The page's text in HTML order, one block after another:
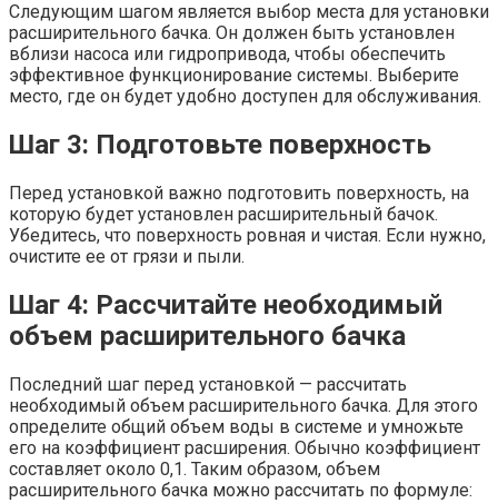
Следующим шагом является выбор места для установки
расширительного бачка. Он должен быть установлен
вблизи насоса или гидропривода, чтобы обеспечить
эффективное функционирование системы. Выберите
место, где он будет удобно доступен для обслуживания.
Шаг 3: Подготовьте поверхность
Перед установкой важно подготовить поверхность, на
которую будет установлен расширительный бачок.
Убедитесь, что поверхность ровная и чистая. Если нужно,
очистите ее от грязи и пыли.
Шаг 4: Рассчитайте необходимый
объем расширительного бачка
Последний шаг перед установкой — рассчитать
необходимый объем расширительного бачка. Для этого
определите общий объем воды в системе и умножьте
его на коэффициент расширения. Обычно коэффициент
составляет около 0,1. Таким образом, объем
расширительного бачка можно рассчитать по формуле: